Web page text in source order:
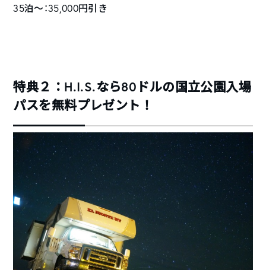
35泊～：35,000円引き
特典２：H.I.S.なら80ドルの国立公園入場
パスを無料プレゼント！